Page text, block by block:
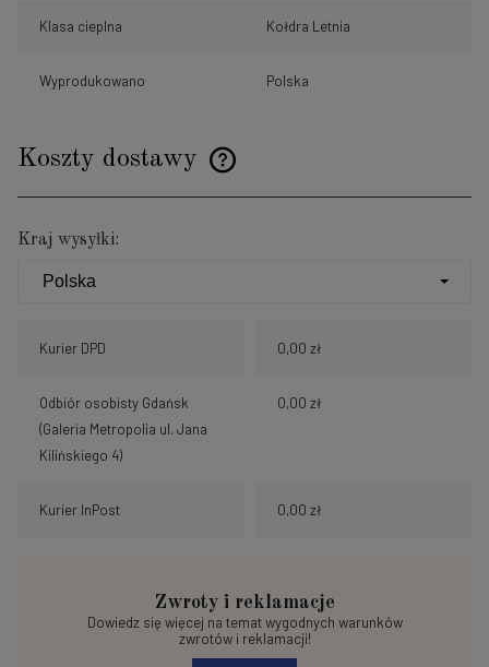
Klasa cieplna Kołdra Letnia
Wyprodukowano Polska
Koszty dostawy
Cena nie zawiera ewentualnych kosztów płatności
Kraj wysyłki:
Kurier DPD 0,00 zł
Odbiór osobisty Gdańsk
(Galeria Metropolia ul. Jana
Kilińskiego 4)
0,00 zł
Kurier InPost 0,00 zł
Zwroty i reklamacje
Dowiedz się więcej na temat wygodnych warunków
zwrotów i reklamacji!